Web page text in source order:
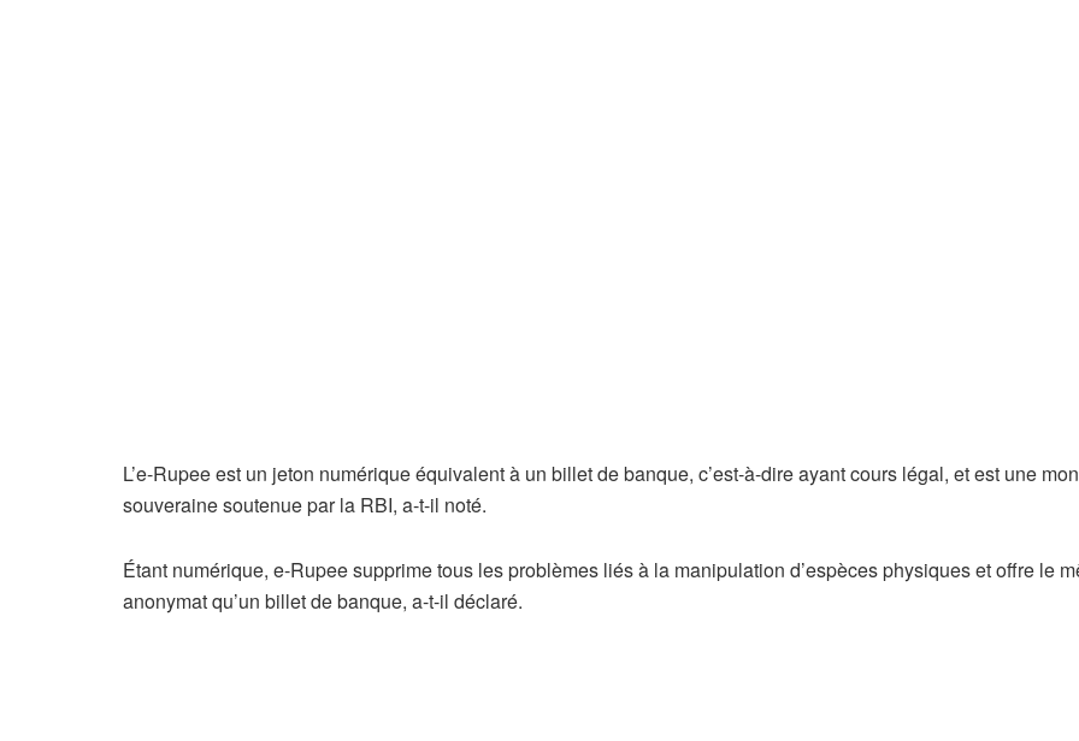
L’e-Rupee est un jeton numérique équivalent à un billet de banque, c’est-à-dire ayant cours légal, et est une
souveraine soutenue par la RBI, a-t-il noté.
Étant numérique, e-Rupee supprime tous les problèmes liés à la manipulation d’espèces physiques et offre le
anonymat qu’un billet de banque, a-t-il déclaré.